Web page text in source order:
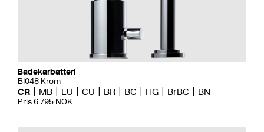
Badekarbatteri
BI048 Krom
CR MB LU CU BR BC HG BrBC BN
Pris 6 795 NOK